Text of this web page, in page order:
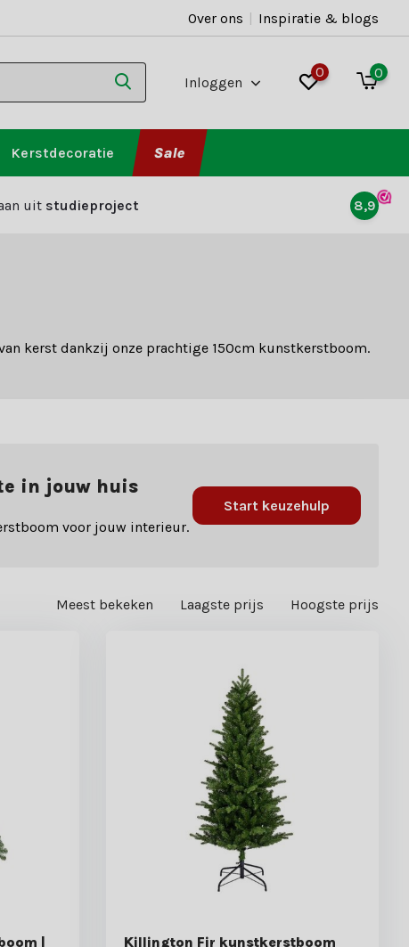
Over ons | Inspiratie & blogs
Inloggen
0 0
Kerstdecoratie Sale
uit studieproject 8,9
kerst dankzij onze prachtige 150cm kunstkerstboom.
in jouw huis
voor jouw interieur.
Start keuzehulp
Meest bekeken Laagste prijs Hoogste prijs
|
Killington Fir kunstkerstboom